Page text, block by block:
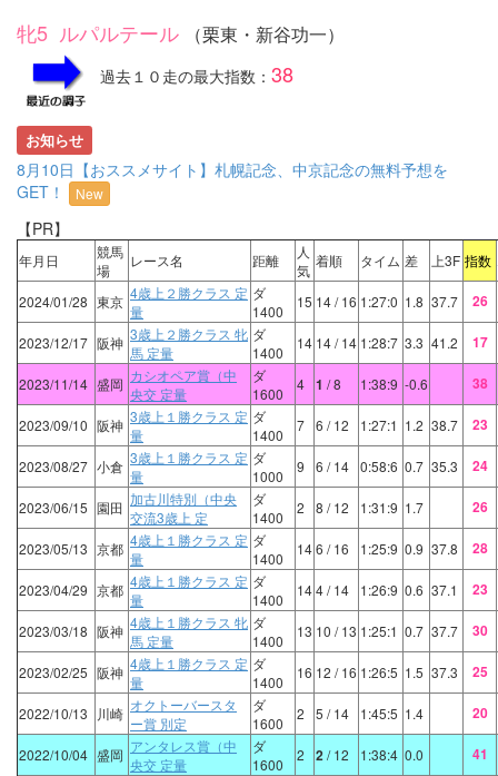
牝5 ルパルテール （栗東・新谷功一）
過去１０走の最大指数： 38
お知らせ
8月10日【おススメサイト】札幌記念、中京記念の無料予想を
GET！
New
【PR】
年月日
競馬
場
レース名 距離
人
気
着順 タイム 差 上3F 指数
2024/01/28 東京 4歳上２勝クラス 定
量
ダ
1400
15 14/ 16 1:27:0 1.8 37.7 26
2023/12/17 阪神 3歳上２勝クラス 牝
馬 定量
ダ
1400
14 14/ 14 1:28:7 3.3 41.2 17
2023/11/14 盛岡 カシオペア賞（中
央交 定量
ダ
1600
4 1 / 8 1:38:9 -0.6 38
2023/09/10 阪神 3歳上１勝クラス 定
量
ダ
1400
7 6 / 12 1:27:1 1.2 38.7 23
2023/08/27 小倉 3歳上１勝クラス 定
量
ダ
1000
9 6 / 14 0:58:6 0.7 35.3 24
2023/06/15 園田 加古川特別（中央
交流3歳上 定
ダ
1400
2 8 / 12 1:31:9 1.7 26
2023/05/13 京都 4歳上１勝クラス 定
量
ダ
1400
146 / 16 1:25:9 0.9 37.8 28
2023/04/29 京都 4歳上１勝クラス 定
量
ダ
1400
144/ 14 1:26:9 0.6 37.1 23
2023/03/18 阪神 4歳上１勝クラス 牝
馬 定量
ダ
1400
13 10 / 13 1:25:1 0.7 37.7 30
2023/02/25 阪神 4歳上１勝クラス 定
量
ダ
1400
16 12 / 16 1:26:5 1.5 37.3 25
2022/10/13 川崎 オクトーバースタ
ー賞 別定
ダ
1600
2 5 / 14 1:45:5 1.4 20
2022/10/04 盛岡 アンタレス賞（中
央交 定量
ダ
1600
2 2/ 12 1:38:4 0.0 41